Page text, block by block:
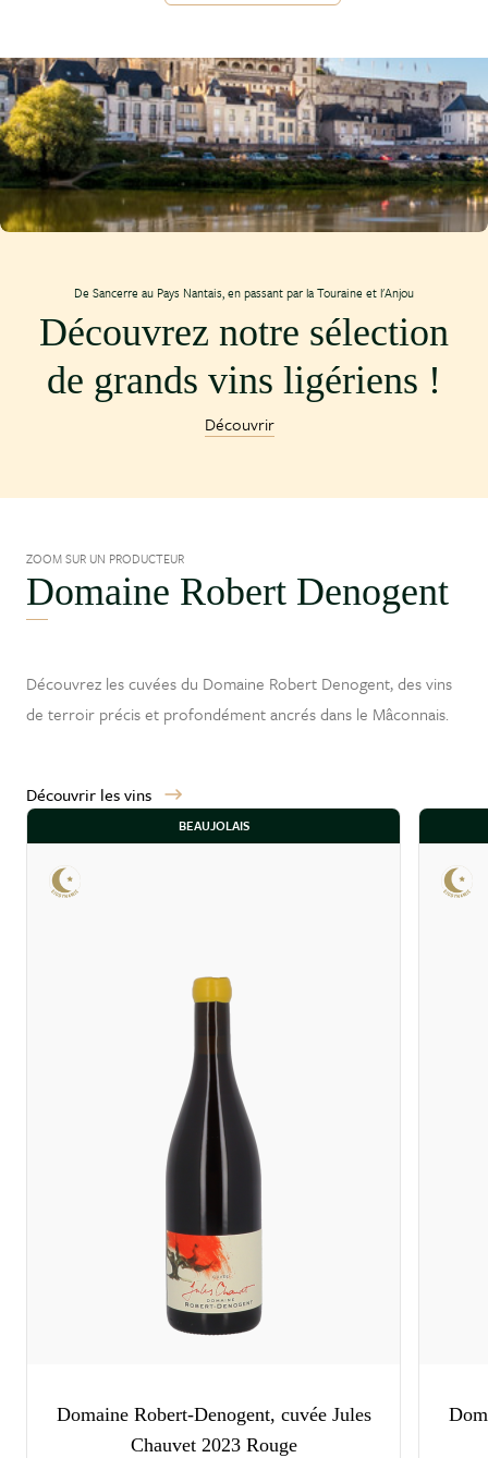
De Sancerre au Pays Nantais, en passant par la Touraine et l'Anjou
Découvrez notre sélection
de grands vins ligériens !
Découvrir
ZOOM SUR UN PRODUCTEUR
Domaine Robert Denogent
Découvrez les cuvées du Domaine Robert Denogent, des vins
de terroir précis et profondément ancrés dans le Mâconnais.
Découvrir les vins
BEAUJOLAIS
Domaine Robert-Denogent, cuvée Jules
Chauvet 2023 Rouge